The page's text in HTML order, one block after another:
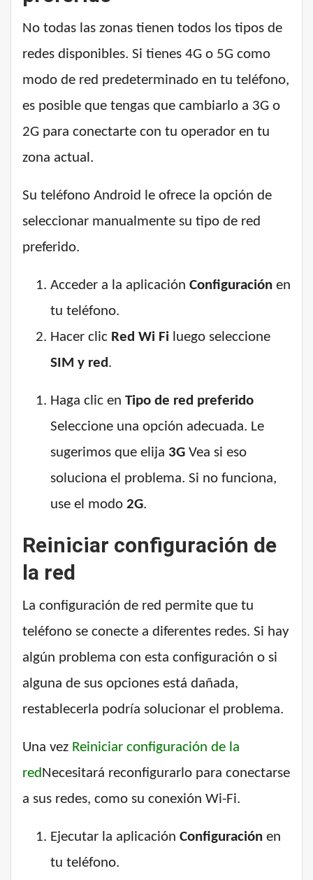
No todas las zonas tienen todos los tipos de
redes disponibles. Si tienes 4G o 5G como
modo de red predeterminado en tu teléfono,
es posible que tengas que cambiarlo a 3G o
2G para conectarte con tu operador en tu
zona actual.
Su teléfono Android le ofrece la opción de
seleccionar manualmente su tipo de red
preferido.
Acceder a la aplicación Configuración en
tu teléfono.
Hacer clic Red Wi Fi luego seleccione
SIM y red.
Haga clic en Tipo de red preferido
Seleccione una opción adecuada. Le
sugerimos que elija 3G Vea si eso
soluciona el problema. Si no funciona,
use el modo 2G.
Reiniciar configuración de
la red
La configuración de red permite que tu
teléfono se conecte a diferentes redes. Si hay
algún problema con esta configuración o si
alguna de sus opciones está dañada,
restablecerla podría solucionar el problema.
Una vez Reiniciar configuración de la
redNecesitará reconfigurarlo para conectarse
a sus redes, como su conexión Wi-Fi.
Ejecutar la aplicación Configuración en
tu teléfono.